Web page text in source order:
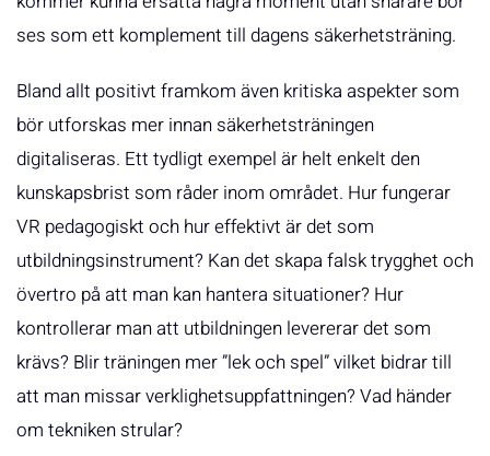
ses som ett komplement till dagens säkerhetsträning.
Bland allt positivt framkom även kritiska aspekter som
bör utforskas mer innan säkerhetsträningen
digitaliseras. Ett tydligt exempel är helt enkelt den
kunskapsbrist som råder inom området. Hur fungerar
VR pedagogiskt och hur effektivt är det som
utbildningsinstrument? Kan det skapa falsk trygghet och
övertro på att man kan hantera situationer? Hur
kontrollerar man att utbildningen levererar det som
krävs? Blir träningen mer ”lek och spel” vilket bidrar till
att man missar verklighetsuppfattningen? Vad händer
om tekniken strular?